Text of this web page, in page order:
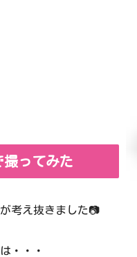
撮ってみた
考え抜きました📷
・・・